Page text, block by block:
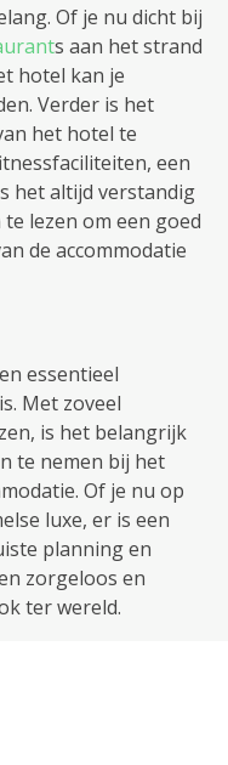
Of je nu dicht bij
s aan het strand
hotel kan je
Verder is het
het hotel te
een
het altijd verstandig
lezen om een ​​goed
de accommodatie
essentieel
Met zoveel
is het belangrijk
te nemen bij het
Of je nu op
luxe, er is een
planning en
zorgeloos en
ter wereld.